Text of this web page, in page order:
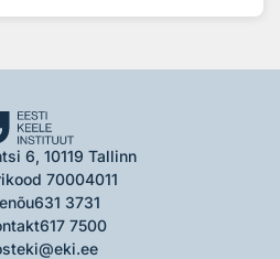
6, 10119 Tallinn
70004011
631 3731
617 7500
eki@eki.ee